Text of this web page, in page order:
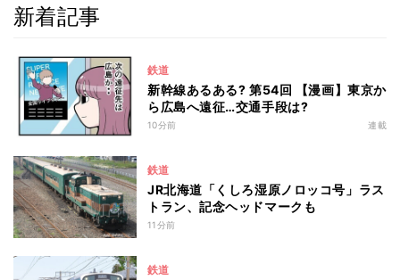
新着記事
鉄道
新幹線あるある? 第54回 【漫画】東京か
ら広島へ遠征…交通手段は?
10分前 連載
鉄道
JR北海道「くしろ湿原ノロッコ号」ラス
トラン、記念ヘッドマークも
11分前
鉄道